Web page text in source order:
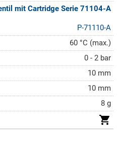
mit Cartridge Serie 71104-A
P-71110-A
60 °C (max.)
0 - 2 bar
10 mm
10 mm
8 g